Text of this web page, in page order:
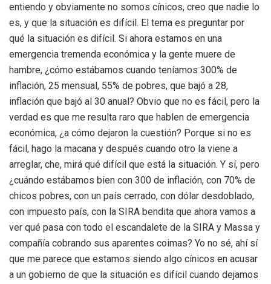
entiendo y obviamente no somos cínicos, creo que nadie lo
es, y que la situación es difícil. El tema es preguntar por
qué la situación es difícil. Si ahora estamos en una
emergencia tremenda económica y la gente muere de
hambre, ¿cómo estábamos cuando teníamos 300% de
inflación, 25 mensual, 55% de pobres, que bajó a 28,
inflación que bajó al 30 anual? Obvio que no es fácil, pero la
verdad es que me resulta raro que hablen de emergencia
económica, ¿a cómo dejaron la cuestión? Porque si no es
fácil, hago la macana y después cuando otro la viene a
arreglar, che, mirá qué difícil que está la situación. Y sí, pero
¿cuándo estábamos bien con 300 de inflación, con 70% de
chicos pobres, con un país cerrado, con dólar desdoblado,
con impuesto país, con la SIRA bendita que ahora vamos a
ver qué pasa con todo el escandalete de la SIRA y Massa y
compañía cobrando sus aparentes coimas? Yo no sé, ahí sí
que me parece que estamos siendo algo cínicos en acusar
a un gobierno de que la situación es difícil cuando dejamos